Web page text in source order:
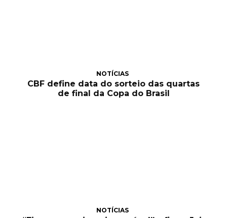
NOTÍCIAS
CBF define data do sorteio das quartas
de final da Copa do Brasil
NOTÍCIAS